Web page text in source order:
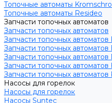
Топочные автоматы
Топочные автоматы Resideo
Запчасти топочных автоматов
Запчасти топочных автоматов
Запчасти топочных автоматов
Запчасти топочных автоматов
Запчасти топочных автоматов
Запчасти топочных автоматов
Запчасти топочных
Насосы для горелок
Насосы для горелок
Насосы Suntec